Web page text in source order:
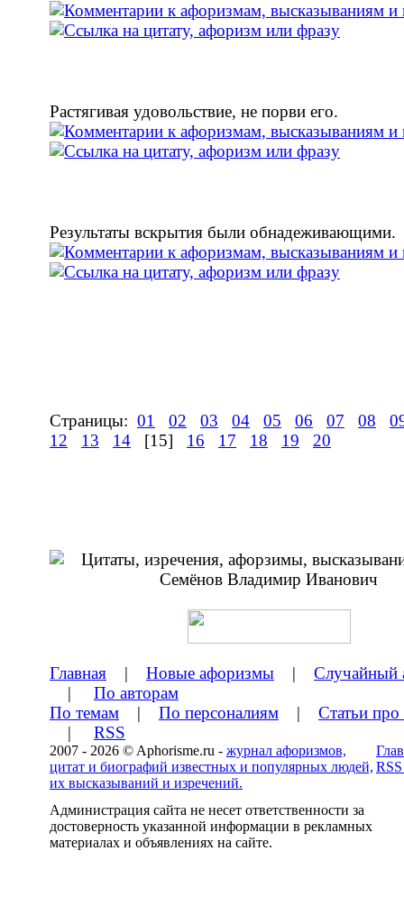
Растягивая удовольствие, не порви его.
Результаты вскрытия были обнадеживающими.
Страницы: 01 02 03 04 05 06 07 08
12
13 14 [15] 16 17 18 19 20
Главная | Новые афоризмы | Случайный
| По авторам
По темам | По персоналиям | Статьи
| RSS
2007 - 2026 © Aphorisme.ru - журнал афоризмов,
цитат и биографий известных и популярных людей,
их высказываний и изречений.
Администрация сайта не несет ответственности за
достоверность указанной информации в рекламных
материалах и объявлениях на сайте.